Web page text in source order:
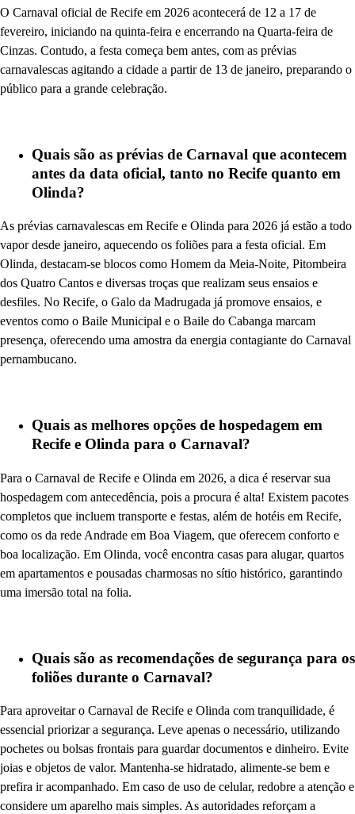
O Carnaval oficial de Recife em 2026 acontecerá de 12 a 17 de
fevereiro, iniciando na quinta-feira e encerrando na Quarta-feira de
Cinzas. Contudo, a festa começa bem antes, com as prévias
carnavalescas agitando a cidade a partir de 13 de janeiro, preparando o
público para a grande celebração.
Quais são as prévias de Carnaval que acontecem
antes da data oficial, tanto no Recife quanto em
Olinda?
As prévias carnavalescas em Recife e Olinda para 2026 já estão a todo
vapor desde janeiro, aquecendo os foliões para a festa oficial. Em
Olinda, destacam-se blocos como Homem da Meia-Noite, Pitombeira
dos Quatro Cantos e diversas troças que realizam seus ensaios e
desfiles. No Recife, o Galo da Madrugada já promove ensaios, e
eventos como o Baile Municipal e o Baile do Cabanga marcam
presença, oferecendo uma amostra da energia contagiante do Carnaval
pernambucano.
Quais as melhores opções de hospedagem em
Recife e Olinda para o Carnaval?
Para o Carnaval de Recife e Olinda em 2026, a dica é reservar sua
hospedagem com antecedência, pois a procura é alta! Existem pacotes
completos que incluem transporte e festas, além de hotéis em Recife,
como os da rede Andrade em Boa Viagem, que oferecem conforto e
boa localização. Em Olinda, você encontra casas para alugar, quartos
em apartamentos e pousadas charmosas no sítio histórico, garantindo
uma imersão total na folia.
Quais são as recomendações de segurança para os
foliões durante o Carnaval?
Para aproveitar o Carnaval de Recife e Olinda com tranquilidade, é
essencial priorizar a segurança. Leve apenas o necessário, utilizando
pochetes ou bolsas frontais para guardar documentos e dinheiro. Evite
joias e objetos de valor. Mantenha-se hidratado, alimente-se bem e
prefira ir acompanhado. Em caso de uso de celular, redobre a atenção e
considere um aparelho mais simples. As autoridades reforçam a